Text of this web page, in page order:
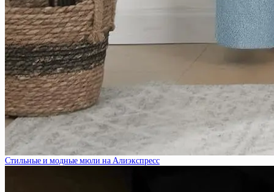
Стильные и модные мюли на Алиэкспресс